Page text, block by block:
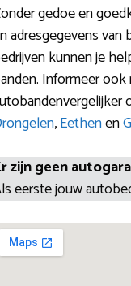
gedoe en
adresgegevens van
kunnen je
Informeer
,Eethenen
zijn geen
eerste jouw